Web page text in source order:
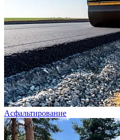
Асфальтирование